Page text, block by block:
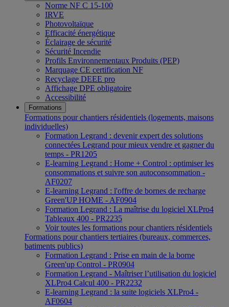
Norme NF C 15-100
IRVE
Photovoltaïque
Efficacité énergétique
Éclairage de sécurité
Sécurité Incendie
Profils Environnementaux Produits (PEP)
Marquage CE certification NF
Recyclage DEEE pro
Affichage DPE obligatoire
Accessibilité
Formations
Formations pour chantiers résidentiels (logements, maisons
individuelles)
Formation Legrand : devenir expert des solutions
connectées Legrand pour mieux vendre et gagner du
temps - PR1205
E-learning Legrand : Home + Control : optimiser les
consommations et suivre son autoconsommation -
AF0207
E-learning Legrand : l'offre de bornes de recharge
Green'UP HOME - AF0904
Formation Legrand : La maîtrise du logiciel XLPro4
Tableaux 400 - PR2235
Voir toutes les formations pour chantiers résidentiels
Formations pour chantiers tertiaires (bureaux, commerces,
batiments publics)
Formation Legrand : Prise en main de la borne
Green'up Control - PR0904
Formation Legrand - Maîtriser l’utilisation du logiciel
XLPro4 Calcul 400 - PR2232
E-learning Legrand : la suite logiciels XLPro4 -
AF0604